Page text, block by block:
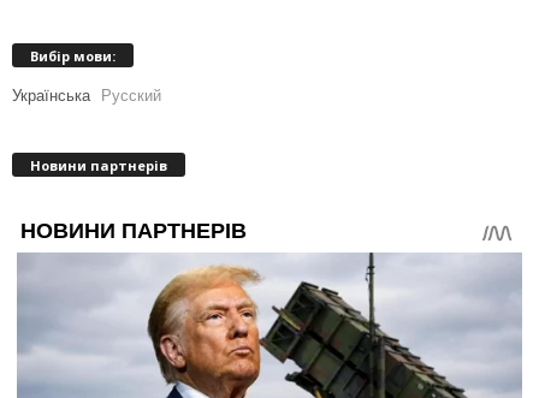
Вибір мови:
Українська Русский
Новини партнерів